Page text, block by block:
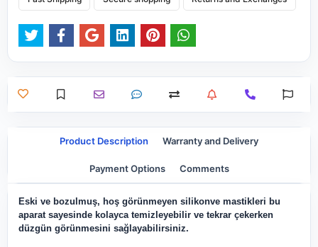
Product Description Warranty and Delivery
Payment Options Comments
Eski ve bozulmuş, hoş görünmeyen silikonve mastikleri bu
aparat sayesinde kolayca temizleyebilir ve tekrar çekerken
düzgün görünmesini sağlayabilirsiniz.